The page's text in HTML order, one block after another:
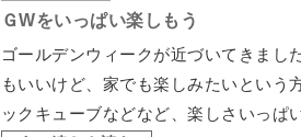
ＧWをいっぱい楽しもう
ゴールデンウィークが近づいてきまし
もいいけど、家でも楽しみたいという
ックキューブなどなど、楽しさいっぱ